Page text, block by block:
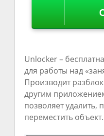
Unlocker –
для работы над
Производит
другим
позволяет удалить,
переместить объект.